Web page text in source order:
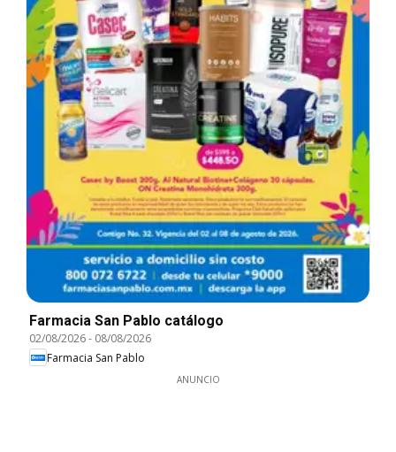
Farmacia San Pablo catálogo
02/08/2026- 08/08/2026
Farmacia San Pablo
ANUNCIO